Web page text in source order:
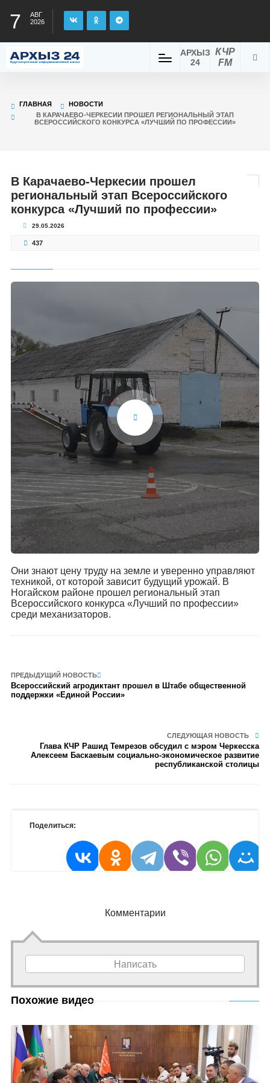
7
АВГ
2026
КЧР
FM
АРХЫЗ
24
ГЛАВНАЯ
НОВОСТИ
В КАРАЧАЕВО-ЧЕРКЕСИИ ПРОШЕЛ РЕГИОНАЛЬНЫЙ ЭТАП
ВСЕРОССИЙСКОГО КОНКУРСА «ЛУЧШИЙ ПО ПРОФЕССИИ»
В Карачаево-Черкесии прошел
региональный этап Всероссийского
конкурса «Лучший по профессии»
29.05.2026
437
Они знают цену труду на земле и уверенно управляют
техникой, от которой зависит будущий урожай. В
Ногайском районе прошел региональный этап
Всероссийского конкурса «Лучший по профессии»
среди механизаторов.
ПРЕДЫДУЩИЙ НОВОСТЬ
Всероссийский агродиктант прошел в Штабе общественной
поддержки «Единой России»
СЛЕДУЮЩАЯ НОВОСТЬ
Глава КЧР Рашид Темрезов обсудил с мэром Черкесска
Алексеем Баскаевым социально-экономическое развитие
республиканской столицы
Поделиться:
Комментарии
Написать
Похожие видео